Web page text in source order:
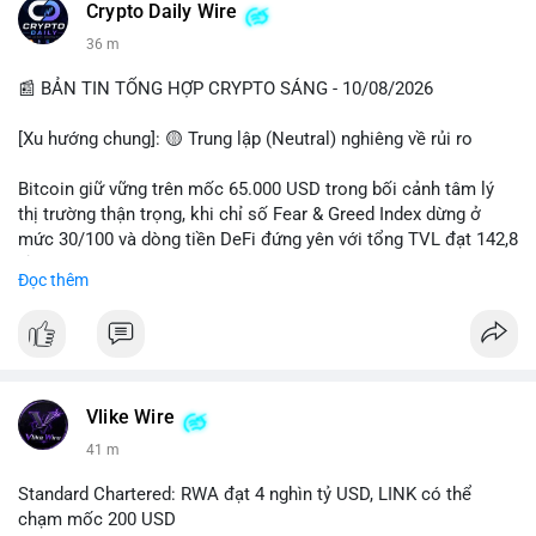
các quỹ phòng hộ sang vị thế Long là tín hiệu tích cực ngầm,
nhưng biến động ngắn hạn vẫn cao.
• Khuyến nghị: Cẩn trọng với các lệnh Long/Short khi Bitcoin
chưa thoát khỏi vùng giá hiện tại. Theo dõi sát các tin tức về
📰 Nguồn: CoinDesk
Crypto Daily Wire
36 m
📰 BẢN TIN TỔNG HỢP CRYPTO SÁNG - 10/08/2026
[Xu hướng chung]: 🟡 Trung lập (Neutral) nghiêng về rủi ro
Bitcoin giữ vững trên mốc 65.000 USD trong bối cảnh tâm lý
thị trường thận trọng, khi chỉ số Fear & Greed Index dừng ở
mức 30/100 và dòng tiền DeFi đứng yên với tổng TVL đạt 142,8
tăng gần 3% khi Iran-Oman hứa mở lại eo Hormuz, giảm lo ngại
lớn khác. Đáng chú ý, thanh lý Short chiếm tới 81,7% tổng 35,7
triệu USD thanh lý trong 24h, cho thấy phe bán đang yếu thế.
- DeFi & Công nghệ: Standard Chartered dự báo thị trường RWA
sẽ bùng nổ lên 4 nghìn tỷ USD, kéo theo giá trị token LINK có
Đọc thêm
Vlike Wire
41 m
Standard Chartered: RWA đạt 4 nghìn tỷ USD, LINK có thể
chạm mốc 200 USD